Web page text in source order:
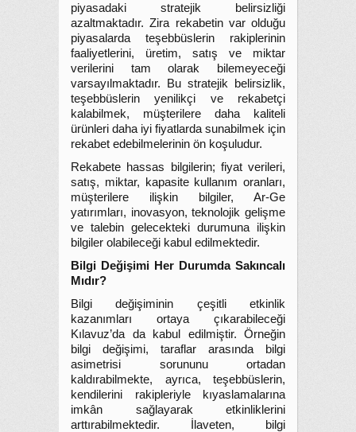
piyasadaki stratejik belirsizliği
azaltmaktadır. Zira rekabetin var olduğu
piyasalarda teşebbüslerin rakiplerinin
faaliyetlerini, üretim, satış ve miktar
verilerini tam olarak bilemeyeceği
varsayılmaktadır. Bu stratejik belirsizlik,
teşebbüslerin yenilikçi ve rekabetçi
kalabilmek, müşterilere daha kaliteli
ürünleri daha iyi fiyatlarda sunabilmek için
rekabet edebilmelerinin ön koşuludur.
Rekabete hassas bilgilerin; fiyat verileri,
satış, miktar, kapasite kullanım oranları,
müşterilere ilişkin bilgiler, Ar-Ge
yatırımları, inovasyon, teknolojik gelişme
ve talebin gelecekteki durumuna ilişkin
bilgiler olabileceği kabul edilmektedir.
Bilgi Değişimi Her Durumda Sakıncalı
Mıdır?
Bilgi değişiminin çeşitli etkinlik
kazanımları ortaya çıkarabileceği
Kılavuz’da da kabul edilmiştir. Örneğin
bilgi değişimi, taraflar arasında bilgi
asimetrisi sorununu ortadan
kaldırabilmekte, ayrıca, teşebbüslerin,
kendilerini rakipleriyle kıyaslamalarına
imkân sağlayarak etkinliklerini
arttırabilmektedir. İlaveten, bilgi